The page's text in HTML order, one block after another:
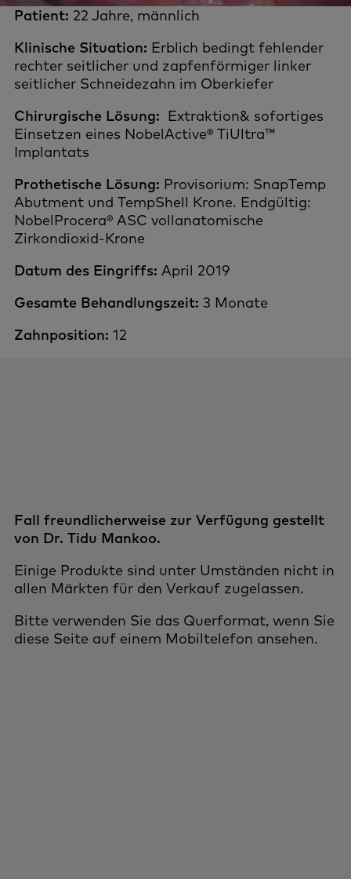
Patient: 22 Jahre, männlich
Klinische Situation: Erblich bedingt fehlender
rechter seitlicher und zapfenförmiger linker
seitlicher Schneidezahn im Oberkiefer
Chirurgische Lösung: Extraktion& sofortiges
Einsetzen eines NobelActive® TiUltra™
Implantats
Prothetische Lösung: Provisorium: SnapTemp
Abutment und TempShell Krone. Endgültig:
NobelProcera® ASC vollanatomische
Zirkondioxid-Krone
Datum des Eingriffs: April 2019
Gesamte Behandlungszeit: 3 Monate
Zahnposition: 12
Fall freundlicherweise zur Verfügung gestellt
von Dr. Tidu Mankoo.
Einige Produkte sind unter Umständen nicht in
allen Märkten für den Verkauf zugelassen.
Bitte verwenden Sie das Querformat, wenn Sie
diese Seite auf einem Mobiltelefon ansehen.